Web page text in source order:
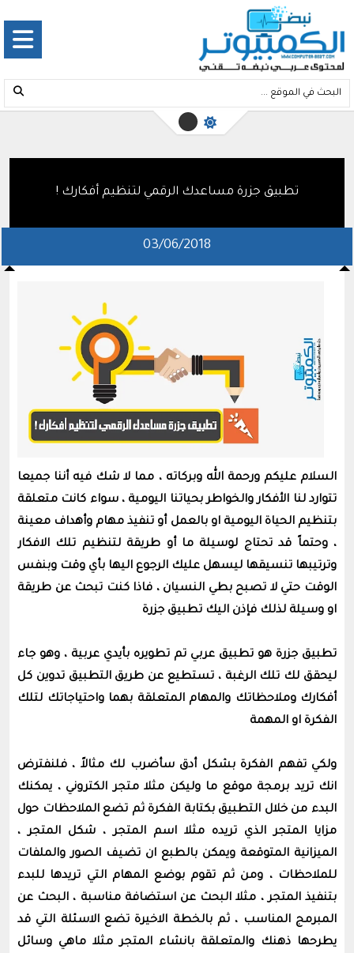
تطبيق جزرة مساعدك الرقمي لتنظيم أفكارك !
03/06/2018
السلام عليكم ورحمة الله وبركاته ، مما لا شك فيه أننا جميعا
تتوارد لنا الأفكار والخواطر بحياتنا اليومية ، سواء كانت متعلقة
بتنظيم الحياة اليومية او بالعمل أو تنفيذ مهام وأهداف معينة
، وحتماً قد تحتاج لوسيلة ما أو طريقة لتنظيم تلك الافكار
وترتيبها تنسيقها ليسهل عليك الرجوع اليها بأي وقت وبنفس
الوقت حتي لا تصبح بطي النسيان ، فاذا كنت تبحث عن طريقة
او وسيلة لذلك فإذن اليك تطبيق جزرة
تطبيق جزرة هو تطبيق عربي تم تطويره بأيدي عربية ، وهو جاء
ليحقق لك تلك الرغبة ، تستطيع عن طريق التطبيق تدوين كل
أفكارك وملاحظاتك والمهام المتعلقة بهما واحتياجاتك لتلك
الفكرة او المهمة
ولكي تفهم الفكرة بشكل أدق سأضرب لك مثالاً ، فلنفترض
انك تريد برمجة موقع ما وليكن مثلا متجر الكتروني ، يمكنك
البدء من خلال التطبيق بكتابة الفكرة ثم تضع الملاحظات حول
مزايا المتجر الذي تريده مثلا اسم المتجر ، شكل المتجر ،
الميزانية المتوقعة ويمكن بالطبع ان تضيف الصور والملفات
للملاحظات ، ومن ثم تقوم بوضع المهام التي تريدها للبدء
بتنفيذ المتجر ، مثلا البحث عن استضافة مناسبة ، البحث عن
المبرمج المناسب ، ثم بالخطة الاخيرة تضع الاسئلة التي قد
يطرحها ذهنك والمتعلقة بانشاء المتجر مثلا ماهي وسائل